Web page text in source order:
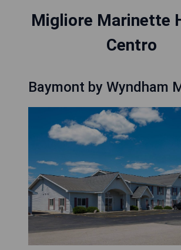
Migliore Marinette
Centro
Baymont by Wyndham